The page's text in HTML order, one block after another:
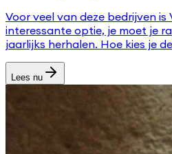
Voor veel van deze bedrijven is
interessante optie, je moet je
jaarlijks herhalen. Hoe kies je
Lees nu